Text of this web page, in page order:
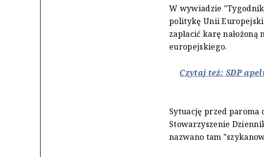
W wywiadzie
politykę Unii
zapłacić karę
europejskiego.
Czytaj też: SDP
Sytuację przed paroma
Stowarzyszenie
nazwano tam